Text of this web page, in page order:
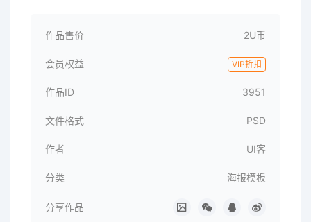
作品售价 2U币
会员权益 VIP折扣
作品ID 3951
文件格式 PSD
作者 UI客
分类 海报模板
分享作品